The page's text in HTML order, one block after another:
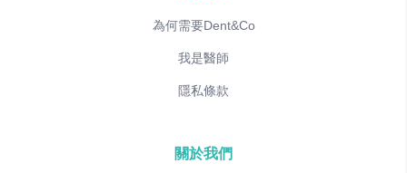
為何需要Dent&Co
我是醫師
隱私條款
關於我們